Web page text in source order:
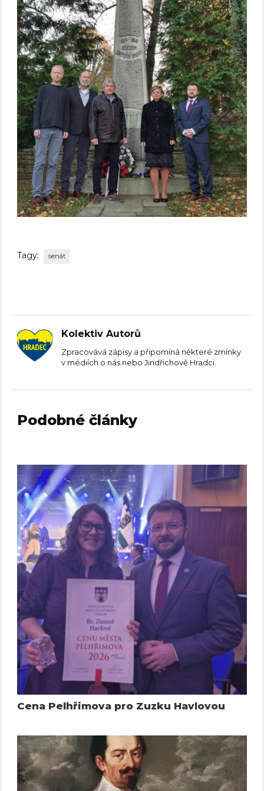
Tagy: senát
Kolektiv Autorů
Zpracovává zápisy a připomíná některé zmínky
v médiích o nás nebo Jindřichově Hradci.
Podobné články
Cena Pelhřimova pro Zuzku Havlovou